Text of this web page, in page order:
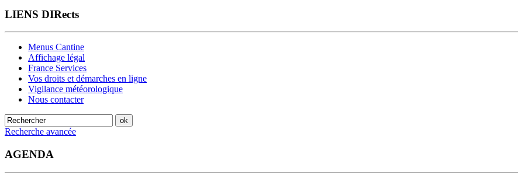
LIENS DIRects
Menus Cantine
Affichage légal
France Services
Vos droits et démarches en ligne
Vigilance météorologique
Nous contacter
Recherche avancée
AGENDA